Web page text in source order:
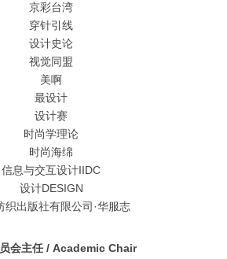
京彩台湾
穿针引线
设计史论
视觉同盟
美啊
最设计
设计赛
时尚学理论
时尚海绵
信息与交互设计IIDC
设计DESIGN
织出版社有限公司·华服志
会主任 / Academic Chair